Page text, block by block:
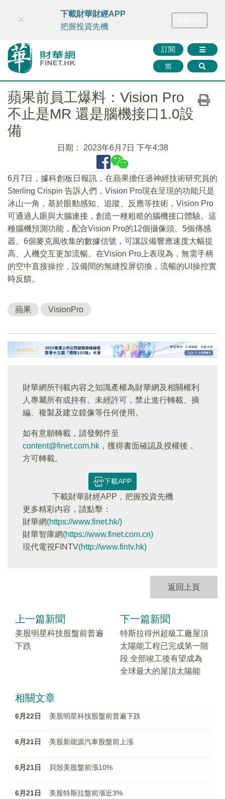
財華智庫網 FINTV FINMETA 財華證券 媒體矩陣
訂閱
简
×
下載財華財經APP
把握投資先機
蘋果前員工爆料：Vision Pro
不止是MR 還是腦機接口1.0設
備
日期： 2023年6月7日 下午4:38
6月7日，據科創板日報訊，在蘋果擔任過神經技術研究員的
Sterling Crispin 告訴人們，Vision Pro現在呈現的功能只是
冰山一角，基於眼動感知、追蹤、反應等技術，Vision Pro
可通過人眼與大腦連接，創造一種粗糙的腦機接口體驗。這
種腦機預測功能，配合Vision Pro的12個攝像頭、5個傳感
器、6個麥克風收集的數據信號，可讓設備響應速度大幅提
高、人機交互更加流暢。在Vision Pro上表現為，無需手柄
的空中直接操控，設備間的無縫投屏切換，流暢的UI操控實
時反饋。
蘋果 VisionPro
財華網所刊載內容之知識產權為財華網及相關權利
人專屬所有或持有。未經許可，禁止進行轉載、摘
編、複製及建立鏡像等任何使用。
如有意願轉載，請發郵件至
content@finet.com.hk ，獲得書面確認及授權後，
方可轉載。
下載APP
下載財華財經APP，把握投資先機
更多精彩内容，請點擊：
財華網(https://www.finet.hk/)
財華智庫網(https://www.finet.com.cn)
現代電視FINTV(http://www.fintv.hk)
返回上頁
上一篇新聞
美股明星科技股盤前普遍
下跌
下一篇新聞
特斯拉得州超級工廠屋頂
太陽能工程已完成第一階
段 全部竣工後有望成為
全球最大的屋頂太陽能
相關文章
6月22日 美股明星科技股盤前普遍下跌
6月21日 美股新能源汽車股盤前上漲
6月21日 貝殼美股盤前漲10%
6月21日 美股特斯拉盤前漲近3%